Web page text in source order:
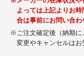
よっては上記よりお
合は事前にお問い合わ
※ご注文確定後（納期に
変更やキャンセルはお